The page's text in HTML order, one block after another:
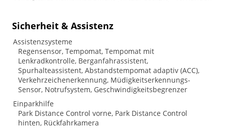
Sicherheit & Assistenz
Assistenzsysteme
Regensensor, Tempomat, Tempomat mit
Lenkradkontrolle, Berganfahrassistent,
Spurhalteassistent, Abstandstempomat adaptiv (ACC),
Verkehrzeichenerkennung, Müdigkeitserkennungs-
Sensor, Notrufsystem, Geschwindigkeitsbegrenzer
Einparkhilfe
Park Distance Control vorne, Park Distance Control
hinten, Rückfahrkamera